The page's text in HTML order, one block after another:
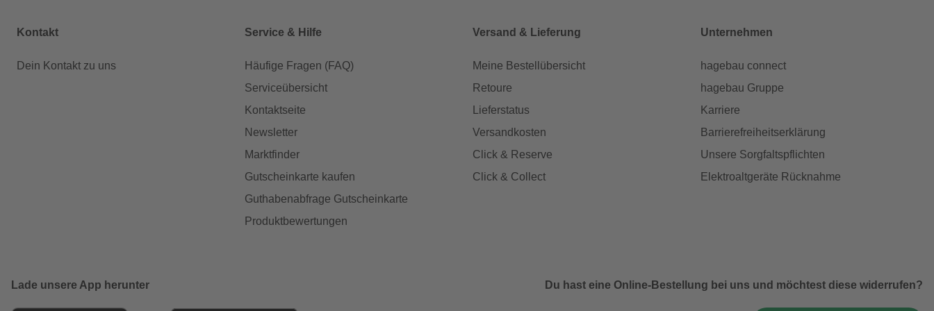
Kontakt
Dein Kontakt zu uns
Service & Hilfe
Häufige Fragen (FAQ)
Serviceübersicht
Kontaktseite
Newsletter
Marktfinder
Gutscheinkarte kaufen
Guthabenabfrage Gutscheinkarte
Produktbewertungen
Versand & Lieferung
Meine Bestellübersicht
Retoure
Lieferstatus
Versandkosten
Click & Reserve
Click & Collect
Unternehmen
hagebau connect
hagebau Gruppe
Karriere
Barrierefreiheitserklärung
Unsere Sorgfaltspflichten
Elektroaltgeräte Rücknahme
Lade unsere App herunter Du hast eine Online-Bestellung bei uns und möchtest diese widerrufen?